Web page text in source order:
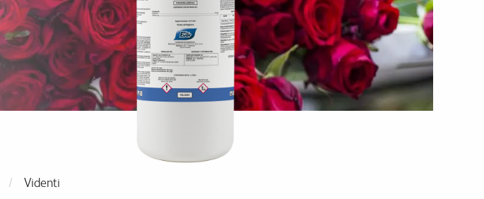
Videnti